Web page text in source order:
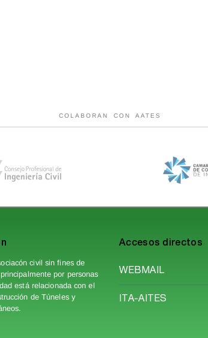
COLABORAN CON AATES
civil sin fines de
por personas
está relacionada con el
de Túneles y
Accesos directos
WEBMAIL
ITA-AITES